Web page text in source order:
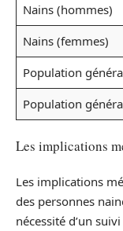
Nains (hommes)
Nains (femmes)
Population
Population
Les implications
Les implications
des personnes
nécessité d’un